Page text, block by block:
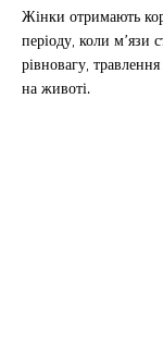
Жінки отримають
періоду, коли
рівновагу,
на животі.